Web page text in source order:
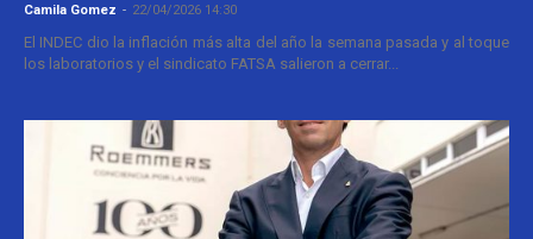
Camila Gomez - 22/04/2026 14:30
El INDEC dio la inflación más alta del año la semana pasada y al toque
los laboratorios y el sindicato FATSA salieron a cerrar...